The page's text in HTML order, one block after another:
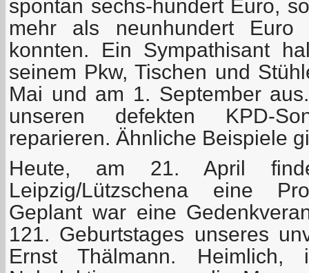
spontan sechs-hundert Euro,
mehr als neunhundert Euro
konnten. Ein Sympathisant
seinem Pkw, Tischen und
Mai und am 1. September
unseren defekten KPD-
reparieren. Ähnliche Beispiele
Heute, am 21. April
Leipzig/Lützschena eine
Geplant war eine
121. Geburtstages unseres
Ernst Thälmann.